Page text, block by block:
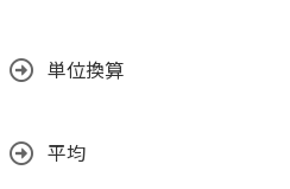
単位換算
平均